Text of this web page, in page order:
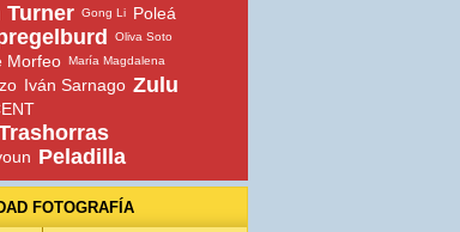
Turner Gong Li Poleá
Oliva Soto
Morfeo María Magdalena
Iván Sarnago Zulu
Peladilla
FOTOGRAFÍA